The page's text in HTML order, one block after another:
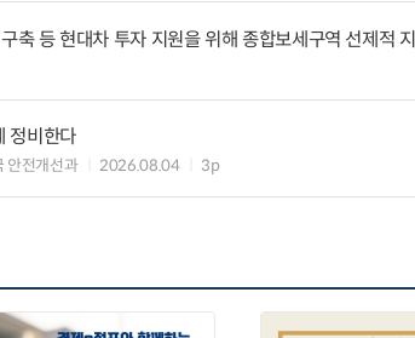
축 등 현대차 투자 지원을 위해 종합보세구역 선제적
정비한다
안전개선과 2026.08.04 3p